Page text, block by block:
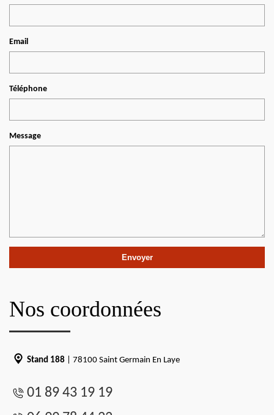
Email
Téléphone
Message
Nos coordonnées
Stand 188 | 78100 Saint Germain En Laye
01 89 43 19 19